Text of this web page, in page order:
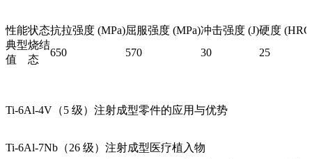
性能状态抗拉强度 (MPa)屈服强度 (MPa)冲击强度 (J)硬度
典型
值
烧结
态
650 570 30 25
Ti-6Al-4V（5 级）注射成型零件的应用与优势
Ti-6Al-7Nb（26 级）注射成型医疗植入物